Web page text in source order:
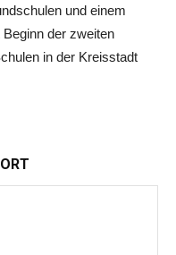
und einem
der zweiten
in der Kreisstadt